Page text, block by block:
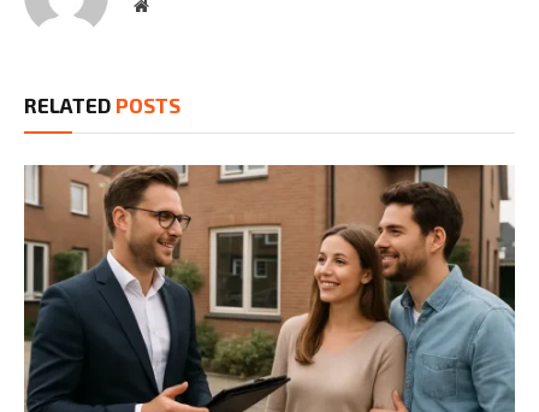
Website
RELATED POSTS